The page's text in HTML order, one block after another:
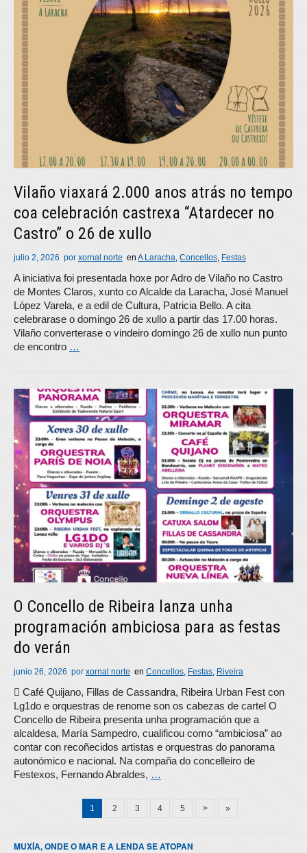
Vilaño viaxará 2.000 anos atrás no tempo
coa celebración castrexa “Atardecer no
Castro” o 26 de xullo
julio 2, 2026 por xornal norte en A Laracha Concellos Festas
A iniciativa foi presentada hoxe por Adro de Vilaño no Castro
de Montes Claros, xunto co Alcalde da Laracha, José Manuel
López Varela, e a edil de Cultura, Patricia Bello. A cita
celebrarase o domingo 26 de xullo a partir das 17.00 horas.
Vilaño converterase o vindeiro domingo 26 de xullo nun punto
de encontro …
O Concello de Ribeira lanza unha
programación ambiciosa para as festas
do verán
junio 26, 2026 por xornal norte en Concellos, Festas, Riveira
 Café Quijano, Fillas de Cassandra, Ribeira Urban Fest con
Lg1do e orquestras de renome son os cabezas de cartel O
Concello de Ribeira presenta unha programación que a
alcaldesa, María Sampedro, cualificou como “ambiciosa” ao
contar con recoñecidos artistas e orquestras do panorama
autonómico e nacional. Na compaña do concelleiro de
Festexos, Fernando Abraldes, …
1 2 3 4 5 > »
MUXÍA, ONDE O MAR E A LENDA SE ATOPAN